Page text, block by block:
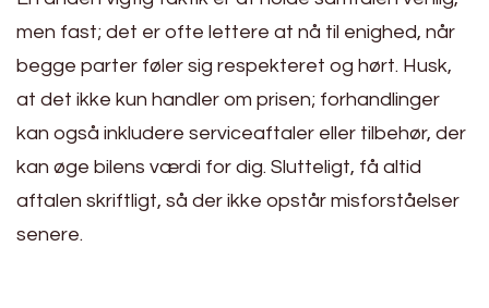
men fast; det er ofte lettere at nå til enighed, når
begge parter føler sig respekteret og hørt. Husk,
at det ikke kun handler om prisen; forhandlinger
kan også inkludere serviceaftaler eller tilbehør, der
kan øge bilens værdi for dig. Slutteligt, få altid
aftalen skriftligt, så der ikke opstår misforståelser
senere.